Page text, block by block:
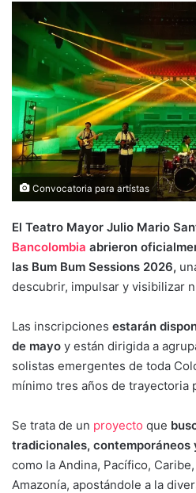
Convocatoria para artístas
El Teatro Mayor Julio Mario
Bancolombia abrieron
las Bum Bum Sessions 2026,
descubrir, impulsar y visibilizar
Las inscripciones estarán
de mayo y están dirigida a
solistas emergentes de toda
mínimo tres años de trayectoria
Se trata de un proyecto que
tradicionales, contemporáneos
como la Andina, Pacífico,
Amazonía, apostándole a la